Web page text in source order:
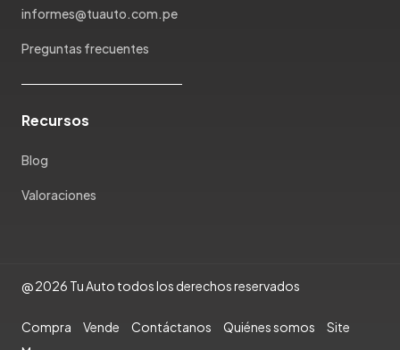
informes@tuauto.com.pe
Preguntas frecuentes
Recursos
Blog
Valoraciones
@ 2026 Tu Auto todos los derechos reservados
Compra Vende Contáctanos Quiénes somos
Site